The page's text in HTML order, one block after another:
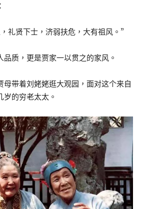
礼贤下士，济弱扶危，大有祖风。”
质，更是贾家一以贯之的家风。
母带着刘姥姥逛大观园，面对这个来自
岁的穷老太太。